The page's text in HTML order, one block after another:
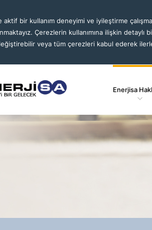
aktif bir kullanım deneyimi ve iyileştirme
Çerezlerin kullanımına ilişkin detaylı
veya tüm çerezleri kabul ederek
Enerjisa